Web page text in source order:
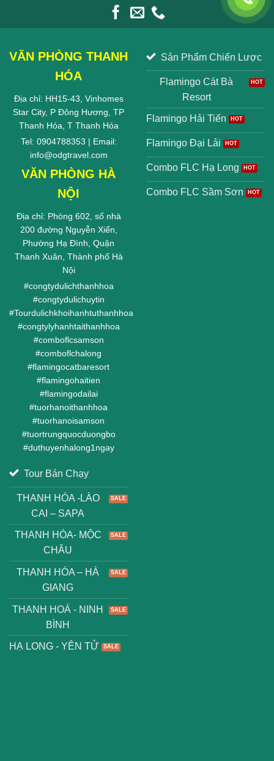
VĂN PHÒNG THANH
HÓA
Địa chỉ: HH15-43, Vinhomes
Star City, P Đông Hương, TP
Thanh Hóa, T Thanh Hóa
Tel: 0904788353 | Email:
info@odgtravel.com
VĂN PHÒNG HÀ
NỘI
Địa chỉ: Phòng 602, số nhà
200 đường Nguyễn Xiển,
Phường Hạ Đình, Quận
Thanh Xuân, Thành phố Hà
Nội
#congtydulichthanhhoa
#congtydulichuytin
#Tourdulichkhoihanhtuthanhhoa
#congtylyhanhtaithanhhoa
#comboflcsamson
#comboflchalong
#flamingocatbaresort
#flamingohaitien
#flamingodailai
#tuorhanoithanhhoa
#tuorhanoisamson
#tuortrungquocduongbo
#duthuyenhalong1ngay
Sản Phẩm Chiến Lược
Flamingo Cát Bà
Resort
Flamingo Hải Tiến
Flamingo Đại Lải
Combo FLC Hạ Long
Combo FLC Sầm Sơn
Tour Bán Chạy
THANH HÓA -LÀO
CAI – SAPA
THANH HÓA- MỘC
CHÂU
THANH HÓA – HÀ
GIANG
THANH HOÁ - NINH
BÌNH
HẠ LONG - YÊN TỬ